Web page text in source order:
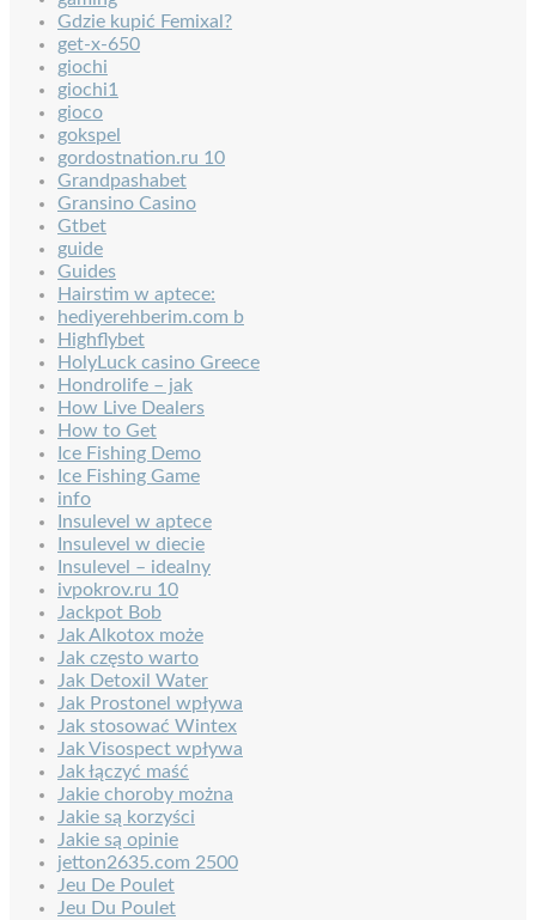
Gdzie kupić Femixal?
get-x-650
giochi
giochi1
gioco
gokspel
gordostnation.ru 10
Grandpashabet
Gransino Casino
Gtbet
guide
Guides
Hairstim w aptece:
hediyerehberim.com b
Highflybet
HolyLuck casino Greece
Hondrolife – jak
How Live Dealers
How to Get
Ice Fishing Demo
Ice Fishing Game
info
Insulevel w aptece
Insulevel w diecie
Insulevel – idealny
ivpokrov.ru 10
Jackpot Bob
Jak Alkotox może
Jak często warto
Jak Detoxil Water
Jak Prostonel wpływa
Jak stosować Wintex
Jak Visospect wpływa
Jak łączyć maść
Jakie choroby można
Jakie są korzyści
Jakie są opinie
jetton2635.com 2500
Jeu De Poulet
Jeu Du Poulet